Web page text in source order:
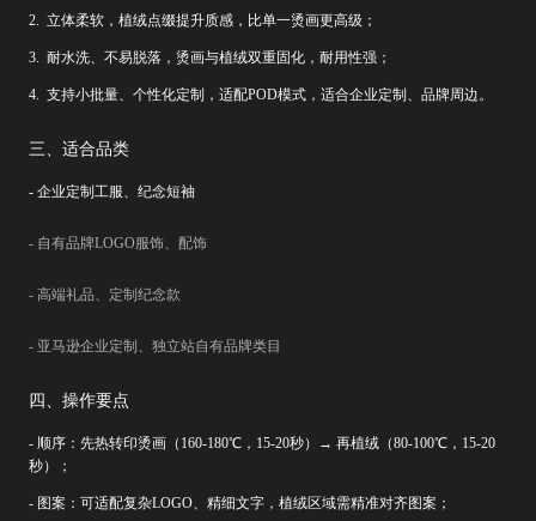
2. 立体柔软，植绒点缀提升质感，比单一烫画更高级；
3. 耐水洗、不易脱落，烫画与植绒双重固化，耐用性强；
4. 支持小批量、个性化定制，适配POD模式，适合企业定制、品牌周边。
三、适合品类
- 企业定制工服、纪念短袖
- 自有品牌LOGO服饰、配饰
- 高端礼品、定制纪念款
- 亚马逊企业定制、独立站自有品牌类目
四、操作要点
- 顺序：先热转印烫画（160-180℃，15-20秒）→ 再植绒（80-100℃，15-20
秒）；
- 图案：可适配复杂LOGO、精细文字，植绒区域需精准对齐图案；